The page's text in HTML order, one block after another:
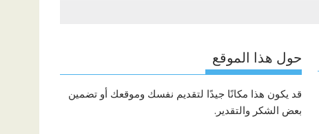
حول هذا الموقع
قد يكون هذا مكانًا جيدًا لتقديم نفسك وموقعك أو تضمين
بعض الشكر والتقدير.